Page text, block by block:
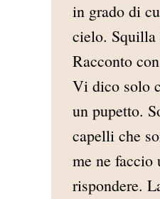
in grado di
cielo. Squilla
Racconto
Vi dico solo
un pupetto.
capelli che
me ne faccio
rispondere.